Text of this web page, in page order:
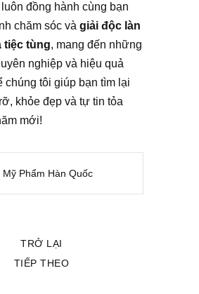
luôn đồng hành cùng bạn
chăm sóc và giải độc làn
tiệc tùng, mang đến những
nghiệp và hiệu quả
chúng tôi giúp bạn tìm lại
khỏe đẹp và tự tin tỏa
mới!
Mỹ Phẩm Hàn Quốc
TRỞ LẠI
TIẾP THEO